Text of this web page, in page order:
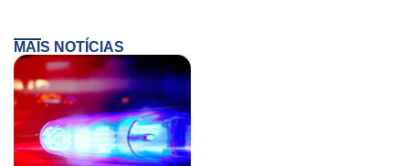
MAIS NOTÍCIAS